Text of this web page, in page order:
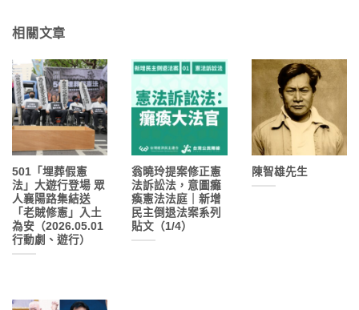
相關文章
501「埋葬假憲
法」大遊行登場 眾
人襄陽路集結送
「老賊修憲」入土
為安（2026.05.01
行動劇、遊行）
翁曉玲提案修正憲
法訴訟法，意圖癱
瘓憲法法庭｜新增
民主倒退法案系列
貼文（1/4）
陳智雄先生